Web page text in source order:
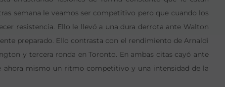
semana le veamos ser competitivo pero que cuando los
resistencia. Ello le llevó a una dura derrota ante Walton
preparado. Ello contrasta con el rendimiento de Arnaldi
y tercera ronda en Toronto. En ambas citas cayó ante
mismo un ritmo competitivo y una intensidad de la